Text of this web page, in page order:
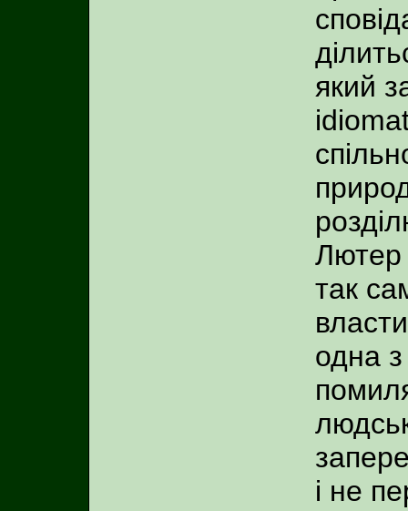
який
Лютер
так
одна
і не